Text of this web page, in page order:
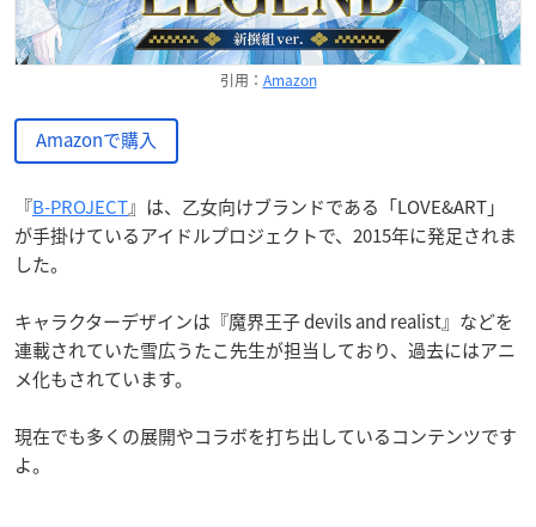
引用： Amazon
Amazonで購入
『B-PROJECT』は、乙女向けブランドである「LOVE&ART」
が手掛けているアイドルプロジェクトで、2015年に発足されま
した。
キャラクターデザインは『魔界王子 devils and realist』などを
連載されていた雪広うたこ先生が担当しており、過去にはアニ
メ化もされています。
現在でも多くの展開やコラボを打ち出しているコンテンツです
よ。